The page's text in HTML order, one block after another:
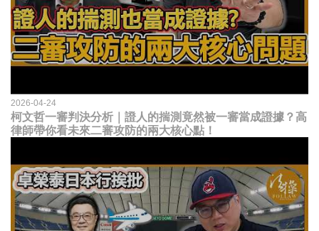
2026-04-24
柯文哲一審判決分析｜證人的揣測竟然被一審當成證據？高
律師帶你看未來二審攻防的兩大核心點！